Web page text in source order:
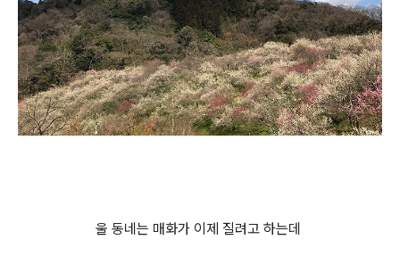
울 동네는 매화가 이제 질려고 하는데